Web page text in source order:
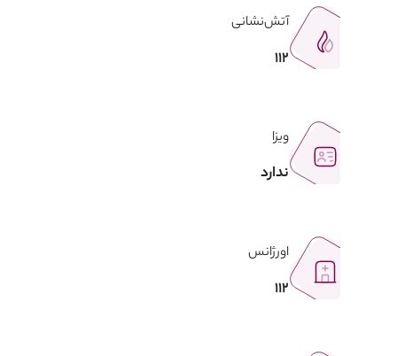
آتش‌نشانی
112
ویزا
ندارد
اورژانس
112